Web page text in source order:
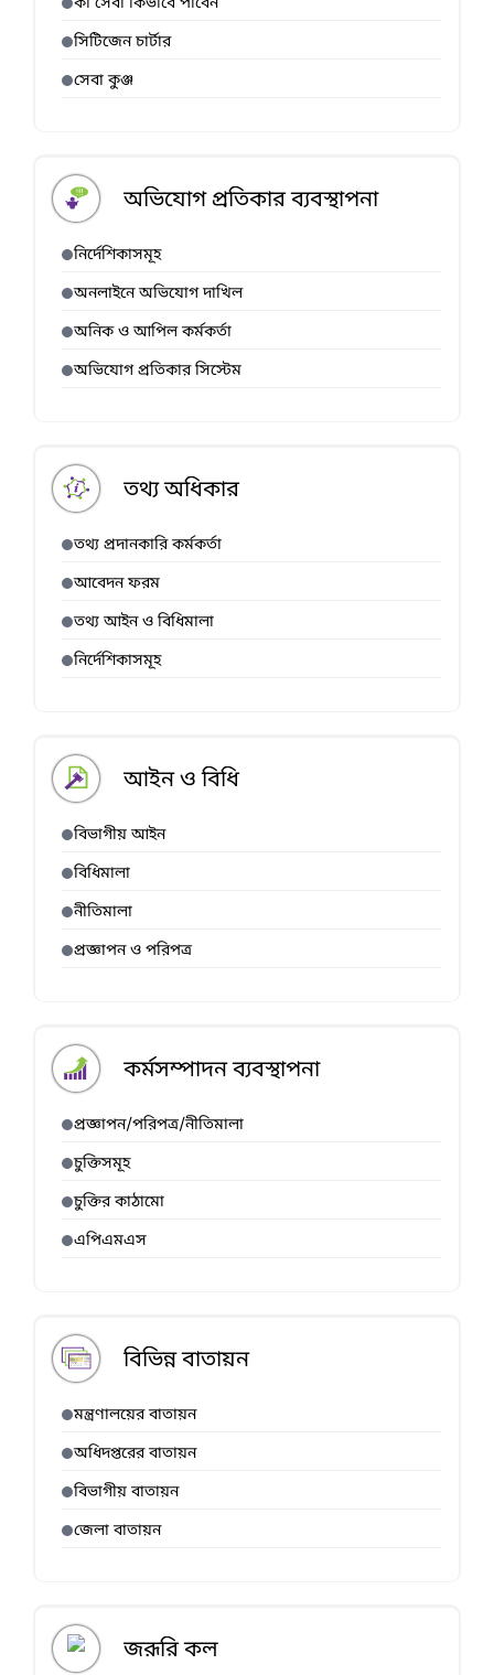
সিটিজেন চার্টার
সেবা কুঞ্জ
অভিযোগ প্রতিকার ব্যবস্থাপনা
নির্দেশিকাসমূহ
অনলাইনে অভিযোগ দাখিল
অনিক ও আপিল কর্মকর্তা
অভিযোগ প্রতিকার সিস্টেম
তথ্য অধিকার
তথ্য প্রদানকারি কর্মকর্তা
আবেদন ফরম
তথ্য আইন ও বিধিমালা
নির্দেশিকাসমূহ
আইন ও বিধি
বিভাগীয় আইন
বিধিমালা
নীতিমালা
প্রজ্ঞাপন ও পরিপত্র
কর্মসম্পাদন ব্যবস্থাপনা
প্রজ্ঞাপন/পরিপত্র/নীতিমালা
চুক্তিসমূহ
চুক্তির কাঠামো
এপিএমএস
বিভিন্ন বাতায়ন
মন্ত্রণালয়ের বাতায়ন
অধিদপ্তরের বাতায়ন
বিভাগীয় বাতায়ন
জেলা বাতায়ন
জরূরি কল